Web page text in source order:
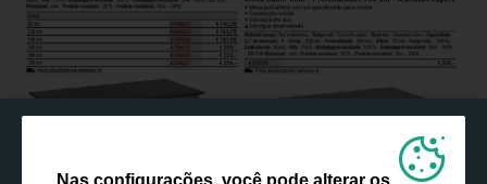
Nas configurações, você pode alterar os